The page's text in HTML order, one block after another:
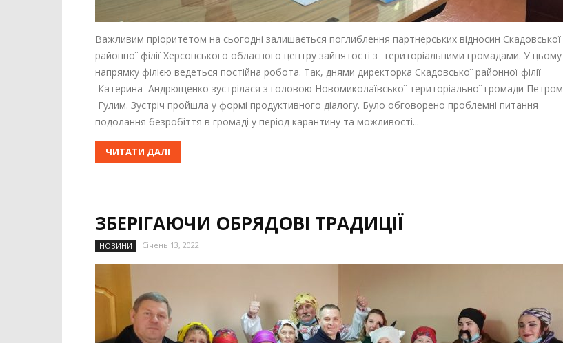
Важливим пріоритетом на сьогодні залишається поглиблення партнерських відносин Скадовської
районної філії Херсонського обласного центру зайнятості з територіальними громадами. У цьому
напрямку філією ведеться постійна робота. Так, днями директорка Скадовської районної філії
Катерина Андрющенко зустрілася з головою Новомиколаївської територіальної громади Петром
Гулим. Зустріч пройшла у формі продуктивного діалогу. Було обговорено проблемні питання
подолання безробіття в громаді у період карантину та можливості...
ЧИТАТИ ДАЛІ
ЗБЕРІГАЮЧИ ОБРЯДОВІ ТРАДИЦІЇ
НОВИНИ Січень 13, 2022